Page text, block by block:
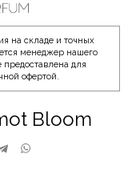
на складе и точных
менеджер нашего
для
офертой.
Bloom